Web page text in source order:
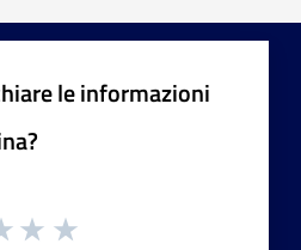
le informazioni